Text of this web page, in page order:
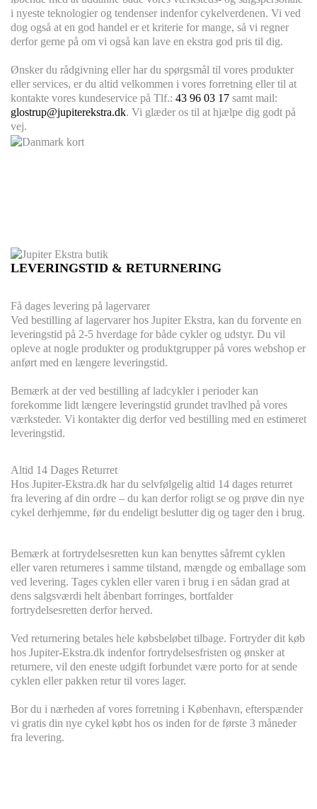
i nyeste teknologier og tendenser indenfor cykelverdenen. Vi ved
dog også at en god handel er et kriterie for mange, så vi regner
derfor gerne på om vi også kan lave en ekstra god pris til dig.
Ønsker du rådgivning eller har du spørgsmål til vores produkter
eller services, er du altid velkommen i vores forretning eller til at
kontakte vores kundeservice på Tlf.: 43 96 03 17 samt mail:
glostrup@jupiterekstra.dk. Vi glæder os til at hjælpe dig godt på
vej.
LEVERINGSTID & RETURNERING
Få dages levering på lagervarer
Ved bestilling af lagervarer hos Jupiter Ekstra, kan du forvente en
leveringstid på 2-5 hverdage for både cykler og udstyr. Du vil
opleve at nogle produkter og produktgrupper på vores webshop er
anført med en længere leveringstid.
Bemærk at der ved bestilling af ladcykler i perioder kan
forekomme lidt længere leveringstid grundet travlhed på vores
værksteder. Vi kontakter dig derfor ved bestilling med en estimeret
leveringstid.
Altid 14 Dages Returret
Hos Jupiter-Ekstra.dk har du selvfølgelig altid 14 dages returret
fra levering af din ordre – du kan derfor roligt se og prøve din nye
cykel derhjemme, før du endeligt beslutter dig og tager den i brug.
Bemærk at fortrydelsesretten kun kan benyttes såfremt cyklen
eller varen returneres i samme tilstand, mængde og emballage som
ved levering. Tages cyklen eller varen i brug i en sådan grad at
dens salgsværdi helt åbenbart forringes, bortfalder
fortrydelsesretten derfor herved.
Ved returnering betales hele købsbeløbet tilbage. Fortryder dit køb
hos Jupiter-Ekstra.dk indenfor fortrydelsesfristen og ønsker at
returnere, vil den eneste udgift forbundet være porto for at sende
cyklen eller pakken retur til vores lager.
Bor du i nærheden af vores forretning i København, efterspænder
vi gratis din nye cykel købt hos os inden for de første 3 måneder
fra levering.